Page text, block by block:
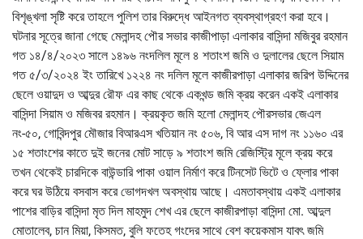
বিশৃঙ্খলা সৃষ্টি করে তাহলে পুলিশ তার বিরুদ্ধে আইনগত ব্যবস্থাগ্রহণ করা হবে।
ঘটনার সূত্রে জানা গেছে মেলান্দহ পৌর সভার কাজীপাড়া এলাকার বাসিন্দা মজিবুর রহমান
গত ১৪/৪/২০২৩ সালে ১৪৯৬ নংদলিল মূলে ৪ শতাংশ জমি ও দুলালের ছেলে সিয়াম
গত ৫/৩/২০২৪ ইং তারিখে ১২২৪ নং দলিল মূলে কাজীরপাড়া এলাকার জরিপ উদ্দিনের
ছেলে ওয়াদুদ ও আব্দুর রৌফ এর কাছ থেকে একখন্ড জমি ক্রয় করেন একই এলাকার
বাসিন্দা সিয়াম ও মজিবর রহমান। ক্রয়কৃত জমি হলো মেলান্দহ পৌরসভার জেএল
নং-৫০, গোবিন্দপুর মৌজার বিআরএস খতিয়ান নং ৫০৬, বি আর এস দাগ নং ১১৬০ এর
১৫ শতাংশের কাতে দুই জনের মোট সাড়ে ৯ শতাংশ জমি রেজিস্ট্রি মূলে ক্রয় করে
তখন থেকেই চারদিকে বাউন্ডারি পাকা ওয়াল নির্মাণ করে টিনসেট ভিটে ও ফ্লোর পাকা
করে ঘর উঠিয়ে বসবাস করে ভোগদখল অবস্থায় আছে। এমতাবস্থায় একই এলাকার
পাশের বাড়ির বাসিন্দা মৃত দিল মাহমুদ শেখ এর ছেলে কাজীরপাড়া বাসিন্দা মো. আব্দুল
মোতালেব, চান মিয়া, কিসমত, বুলি ফতেহ গংদের সাথে বেশ কয়েকমাস যাবৎ জমি